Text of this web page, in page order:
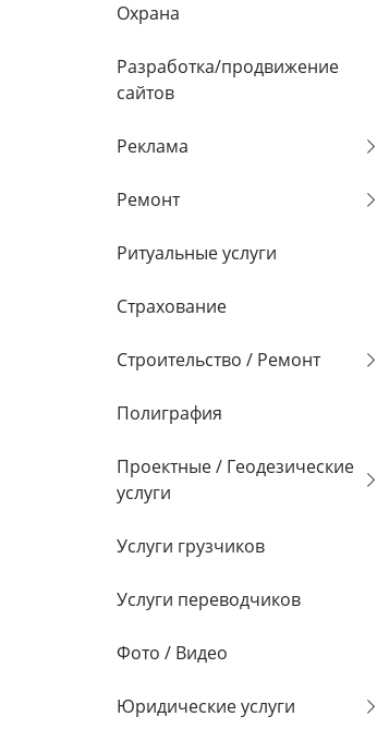
Охрана
Разработка/продвижение
сайтов
Реклама
Ремонт
Ритуальные услуги
Страхование
Строительство / Ремонт
Полиграфия
Проектные / Геодезические
услуги
Услуги грузчиков
Услуги переводчиков
Фото / Видео
Юридические услуги